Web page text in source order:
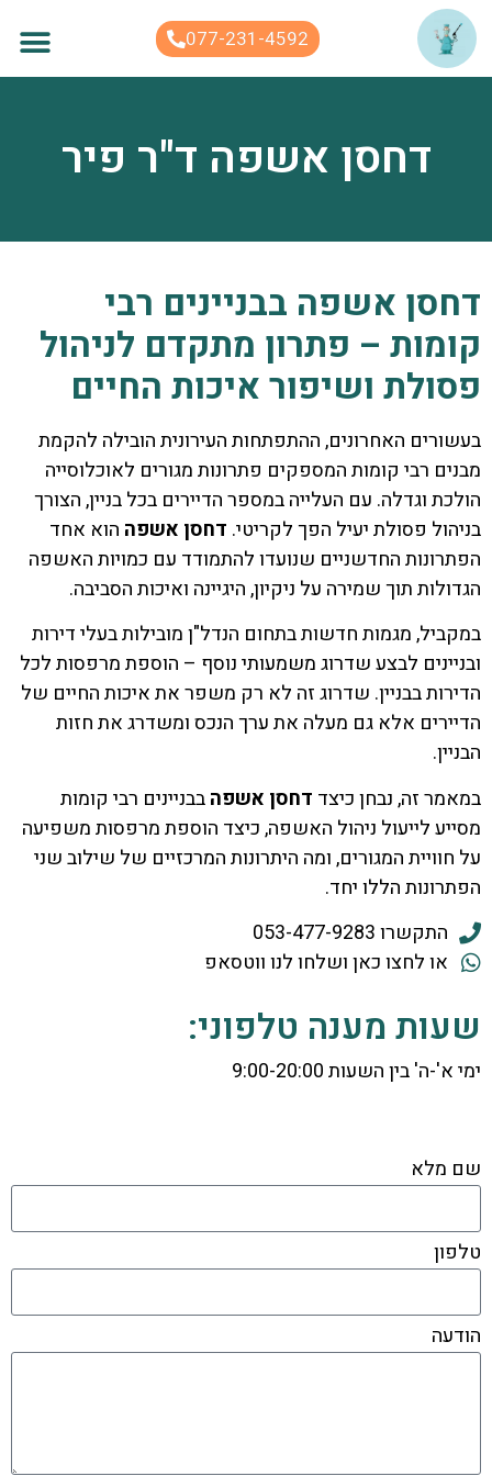
לתוכן
077-231-4592
דחסן אשפה ד"ר פיר
דחסן אשפה בבניינים רבי
קומות – פתרון מתקדם לניהול
פסולת ושיפור איכות החיים
בעשורים האחרונים, ההתפתחות העירונית הובילה להקמת
מבנים רבי קומות המספקים פתרונות מגורים לאוכלוסייה
הולכת וגדלה. עם העלייה במספר הדיירים בכל בניין, הצורך
בניהול פסולת יעיל הפך לקריטי. דחסן אשפה הוא אחד
הפתרונות החדשניים שנועדו להתמודד עם כמויות האשפה
הגדולות תוך שמירה על ניקיון, היגיינה ואיכות הסביבה.
במקביל, מגמות חדשות בתחום הנדל"ן מובילות בעלי דירות
ובניינים לבצע שדרוג משמעותי נוסף – הוספת מרפסות לכל
הדירות בבניין. שדרוג זה לא רק משפר את איכות החיים של
הדיירים אלא גם מעלה את ערך הנכס ומשדרג את חזות
הבניין.
במאמר זה, נבחן כיצד דחסן אשפהבבניינים רבי קומות
מסייע לייעול ניהול האשפה, כיצד הוספת מרפסות משפיעה
על חוויית המגורים, ומה היתרונות המרכזיים של שילוב שני
הפתרונות הללו יחד.
התקשרו 053-477-9283
או לחצו כאן ושלחו לנו ווטסאפ
שעות מענה טלפוני:
ימי א'-ה' בין השעות 9:00-20:00
שם מלא
טלפון
הודעה